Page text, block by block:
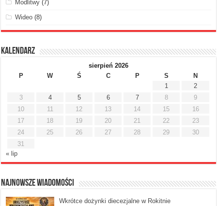
Modlitwy (7)
Wideo (8)
Kalendarz
sierpień 2026
P
W Ś C P S
N
1
2
3
4 5 6 7 8
9
10
11 12 13 14 15
16
17
18 19 20 21 22
23
24
25 26 27 28 29
30
31
« lip
Najnowsze Wiadomości
Wkrótce dożynki diecezjalne w Rokitnie